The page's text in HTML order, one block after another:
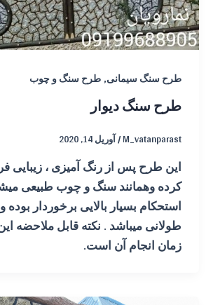
طرح سنگ سیمانی,طرح سنگ و چوب
طرح سنگ دیوار
M_vatanparast
/آوریل 14, 2020
این طرح پس از رنگ آمیزی ، زیبایی
کرده وهمانند سنگ و چوب طبیعی
استحکام بسیار بالایی برخوردار
طولانی میباشد . نکته قابل ملاحضه
زمان انجام آن است.